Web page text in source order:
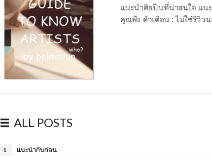
แนะนำศิลปินที่น่าสนใจ แน
คุณฟัง คำเตือน : ไม่ใช่รีวิว
ALL POSTS
1 แนะนำกันก่อน